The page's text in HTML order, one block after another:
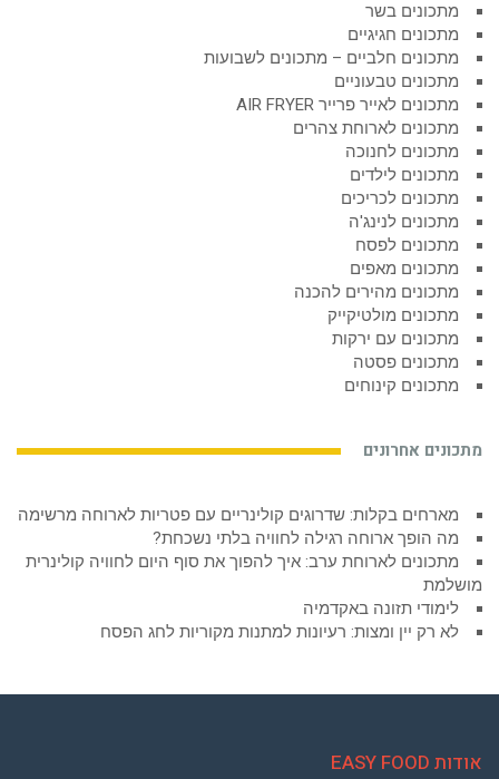
מתכונים בשר
מתכונים חגיגיים
מתכונים חלביים – מתכונים לשבועות
מתכונים טבעוניים
מתכונים לאייר פרייר AIR FRYER
מתכונים לארוחת צהרים
מתכונים לחנוכה
מתכונים לילדים
מתכונים לכריכים
מתכונים לנינג'ה
מתכונים לפסח
מתכונים מאפים
מתכונים מהירים להכנה
מתכונים מולטיקייק
מתכונים עם ירקות
מתכונים פסטה
מתכונים קינוחים
מתכונים אחרונים
מארחים בקלות: שדרוגים קולינריים עם פטריות לארוחה מרשימה
מה הופך ארוחה רגילה לחוויה בלתי נשכחת?
מתכונים לארוחת ערב: איך להפוך את סוף היום לחוויה קולינרית
מושלמת
לימודי תזונה באקדמיה
לא רק יין ומצות: רעיונות למתנות מקוריות לחג הפסח
אודות EASY FOOD